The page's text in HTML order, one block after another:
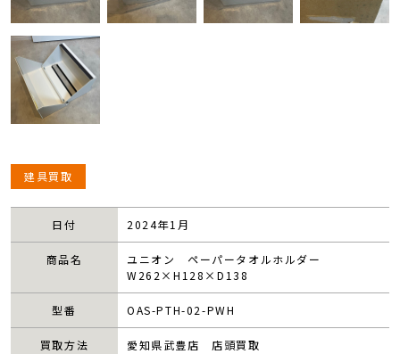
建具買取
日付 2024年1月
商品名
ユニオン ペーパータオルホルダー
W262×H128×D138
型番 OAS-PTH-02-PWH
買取方法 愛知県武豊店 店頭買取